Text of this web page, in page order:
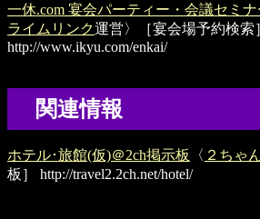
一休.com 宴会パーティー・会議セミナ
ライムリンク運営〉［宴会場予約検索
http://www.ikyu.com/enkai/
関連情報
ホテル･旅館(仮)＠2ch掲示板 〈 ２ちゃ
板］
http://travel2.2ch.net/hotel/